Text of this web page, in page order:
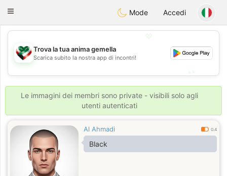
KuwaitChat
Toggle
Mode Accedi
💖
💕
Trova la tua anima gemella
Scarica subito la nostra app di incontri!
Le immagini dei membri sono private - visibili solo agli
utenti autenticati
Al Ahmadi 0.4
Black